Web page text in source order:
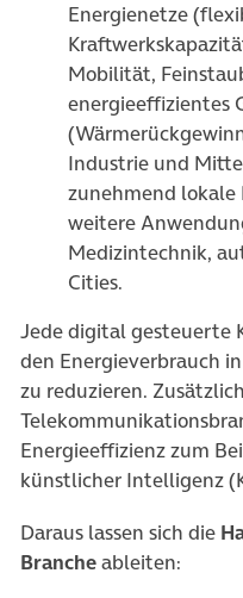
Energienetze
Mobilität,
energieeffizientes
Industrie und
zunehmend lokale
weitere
Medizintechnik,
Cities.
Jede digital gesteuerte
den Energieverbrauch
zu reduzieren.
Energieeffizienz zum
künstlicher Intelligenz
Daraus lassen sich die
Brancheableiten: